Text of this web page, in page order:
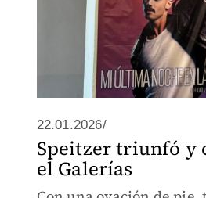
22.01.2026/
Speitzer triunfó y
el Galerías